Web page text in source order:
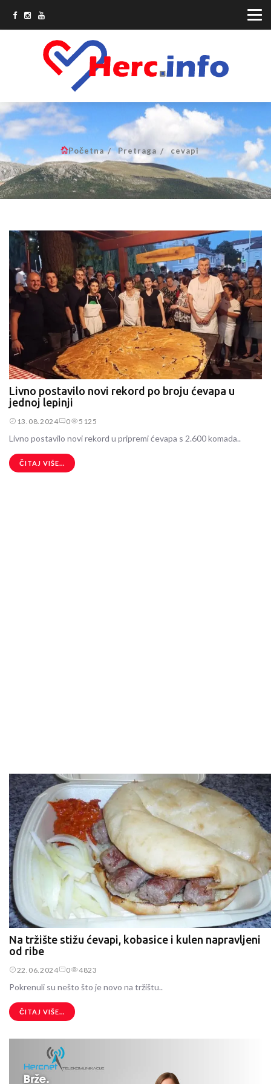
Početna Pretraga cevapi
Livno postavilo novi rekord po broju ćevapa u
jednoj lepinji
13.08.2024 0 5125
Livno postavilo novi rekord u pripremi ćevapa s 2.600 komada..
ČITAJ VIŠE...
Na tržište stižu ćevapi, kobasice i kulen napravljeni
od ribe
22.06.2024 0 4823
Pokrenuli su nešto što je novo na tržištu..
ČITAJ VIŠE...